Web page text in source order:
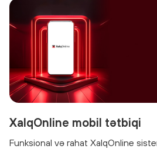
XalqOnline mobil tətbiqi
Funksional və rahat XalqOnline